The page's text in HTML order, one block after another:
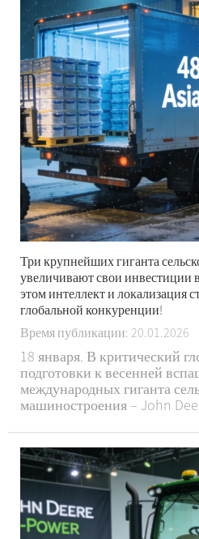
Три крупнейших гиганта
увеличивают свои инвестиции
этом интеллект и локализация
глобальной конкуренции!
Время публикации: 20.01.2026
18 января. В критический
подготовки к весенней
международных гиганта
машиностроения – John
объявили о стратегических
запасных частей,
пар...